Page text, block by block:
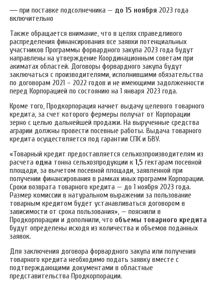
— при поставке подсолнечника — до 15 ноября 2023 года
включительно
Также обращается внимание, что в целях справедливого
распределения финансирования все заявки потенциальных
участников Программы форвардного закупа 2023 года будут
направлены на утверждение Координационным советам при
акиматах областей. Договоры форвардного закупа будут
заключаться с производителями, исполнившими обязательства
по договорам 2021 – 2022 годов и не имеющими задолженности
перед Корпорацией по состоянию на 1 января 2023 года.
Кроме того, Продкорпорация начнет выдачу целевого товарного
кредита, за счет которого фермеры получат от Корпорации
зерно с целью дальнейшей продажи. На вырученные средства
аграрии должны провести посевные работы. Выдача товарного
кредита осуществляется под гарантии СПК и БВУ.
«Товарный кредит предоставляется сельхозпроизводителям из
расчета одна тонна сельхозпродукции к 1,5 гектарам посевной
площади, за вычетом посевной площади, заявленной при
получении финансирования в рамках иных программ Корпорации.
Сроки возврата товарного кредита — до 1 ноября 2023 года.
Размер комиссии в натуральном выражении за пользование
товарным кредитом будет устанавливаться договором в
зависимости от срока пользования», — пояснили в
Продкорпорации и дополнили, что объемы товарного кредита
будут определены исходя из количества и объемов поданных
заявок.
Для заключения договора форвардного закупа или получения
товарного кредита необходимо подать заявку вместе с
подтверждающими документами в областные
представительства Продкорпорации.